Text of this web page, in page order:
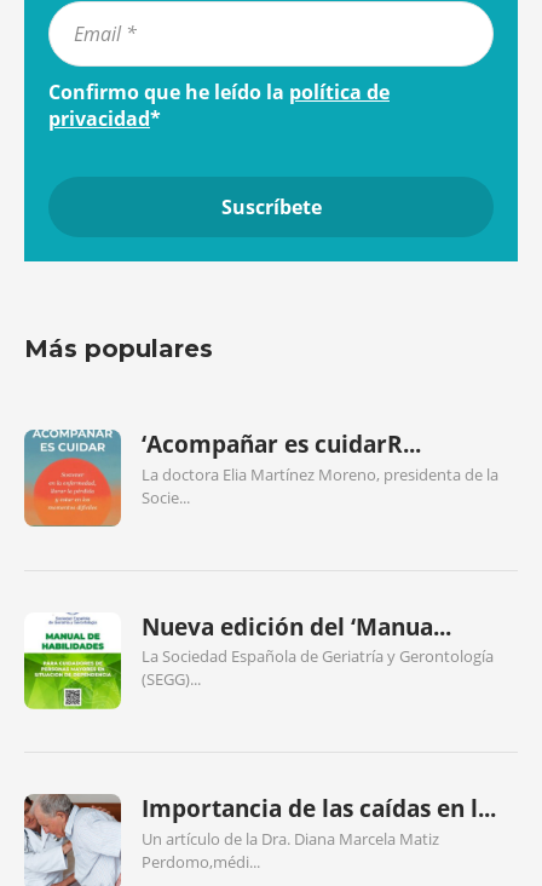
Confirmo que he leído la política de
privacidad*
Más populares
‘Acompañar es cuidarR...
La doctora Elia Martínez Moreno, presidenta de la
Socie...
Nueva edición del ‘Manua...
La Sociedad Española de Geriatría y Gerontología
(SEGG)...
Importancia de las caídas en l...
Un artículo de la Dra. Diana Marcela Matiz
Perdomo,médi...